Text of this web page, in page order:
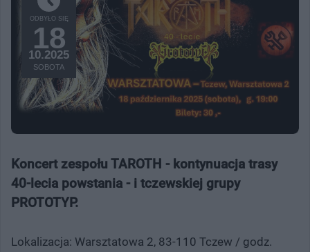
ODBYŁO SIĘ
18
10.2025
SOBOTA
Koncert zespołu TAROTH - kontynuacja trasy
40-lecia powstania - i tczewskiej grupy
PROTOTYP.
Lokalizacja: Warsztatowa 2, 83-110 Tczew / godz.